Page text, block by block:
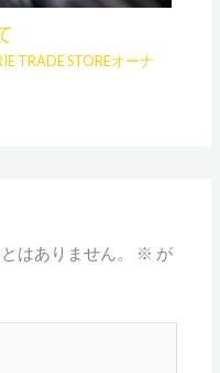
TRADE STOREオーナ
はありません。 ※ が